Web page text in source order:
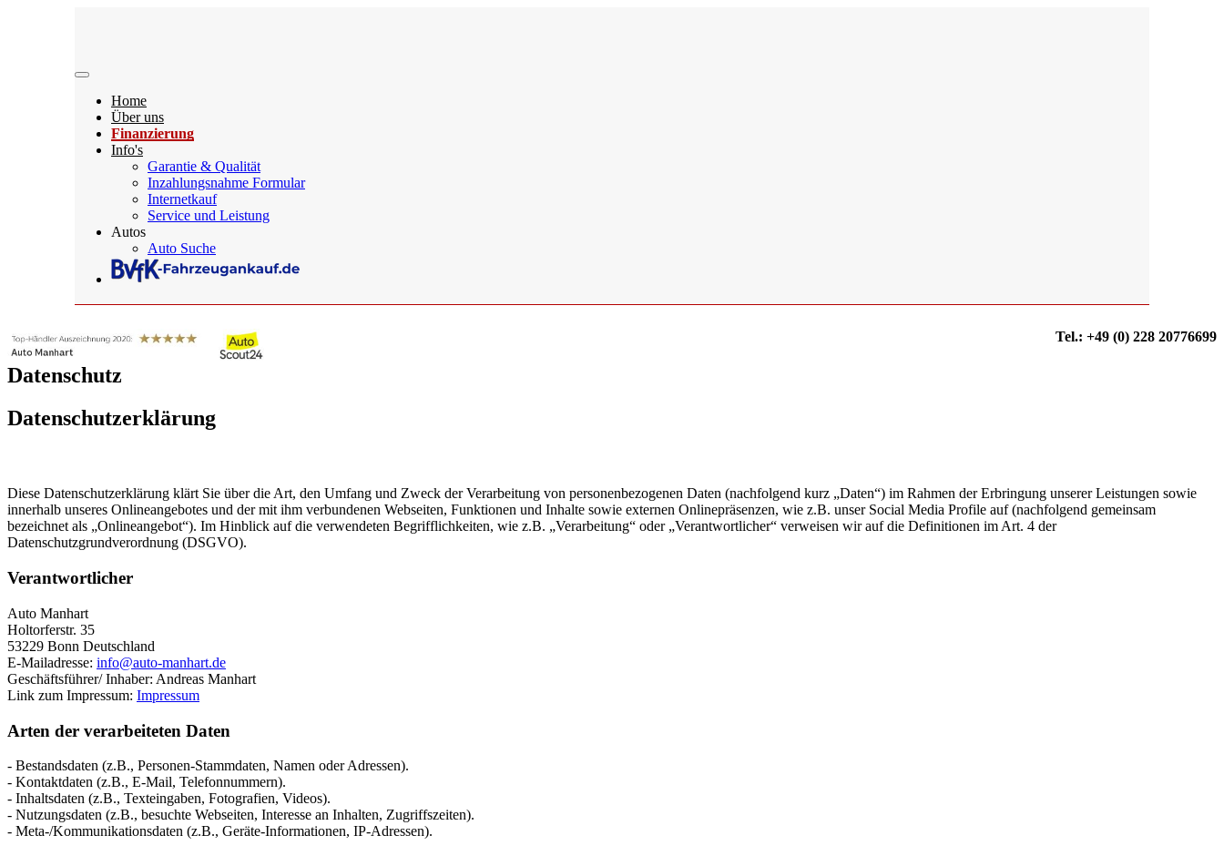
Home
Über uns
Finanzierung
Info's
Garantie & Qualität
Inzahlungsnahme Formular
Internetkauf
Service und Leistung
Autos
Auto Suche
Tel.: +49 (0) 228 20776699
Datenschutz
Datenschutzerklärung
Diese Datenschutzerklärung klärt Sie über die Art, den Umfang und Zweck der Verarbeitung von personenbezogenen Daten (nachfolgend kurz „Daten“) im Rahmen der Erbringung unserer Leistungen sowie
innerhalb unseres Onlineangebotes und der mit ihm verbundenen Webseiten, Funktionen und Inhalte sowie externen Onlinepräsenzen, wie z.B. unser Social Media Profile auf (nachfolgend gemeinsam
bezeichnet als „Onlineangebot“). Im Hinblick auf die verwendeten Begrifflichkeiten, wie z.B. „Verarbeitung“ oder „Verantwortlicher“ verweisen wir auf die Definitionen im Art. 4 der
Datenschutzgrundverordnung (DSGVO).
Verantwortlicher
Auto Manhart
Holtorferstr. 35
53229 Bonn Deutschland
E-Mailadresse: info@auto-manhart.de
Geschäftsführer/ Inhaber: Andreas Manhart
Link zum Impressum: Impressum
Arten der verarbeiteten Daten
- Bestandsdaten (z.B., Personen-Stammdaten, Namen oder Adressen).
- Kontaktdaten (z.B., E-Mail, Telefonnummern).
- Inhaltsdaten (z.B., Texteingaben, Fotografien, Videos).
- Nutzungsdaten (z.B., besuchte Webseiten, Interesse an Inhalten, Zugriffszeiten).
- Meta-/Kommunikationsdaten (z.B., Geräte-Informationen, IP-Adressen).